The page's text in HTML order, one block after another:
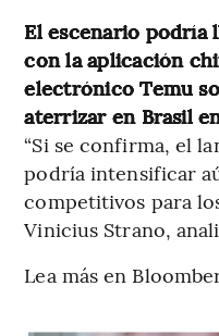
El escenario podría
con la aplicación
electrónico Temu
aterrizar en Brasil
“Si se confirma, el
podría intensificar
competitivos para
Vinicius Strano,
Lea más en